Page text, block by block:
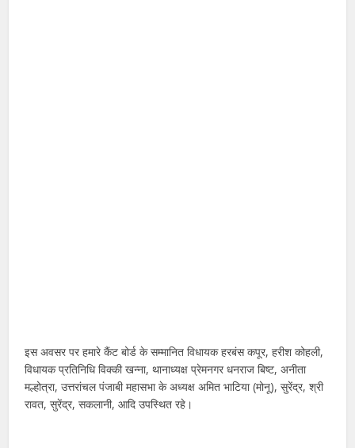
इस अवसर पर हमारे कैंट बोर्ड के सम्मानित विधायक हरबंस कपूर, हरीश कोहली,
विधायक प्रतिनिधि विक्की खन्ना, थानाध्यक्ष प्रेमनगर धनराज बिष्ट, अनीता
मल्होत्रा, उत्तरांचल पंजाबी महासभा के अध्यक्ष अमित भाटिया (मोनू), सुरेंद्र, श्री
रावत, सुरेंद्र, सकलानी, आदि उपस्थित रहे।